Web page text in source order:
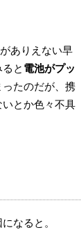
ありえない早
と 電池がプッ
たのだが、携
とか色々不具
なると。